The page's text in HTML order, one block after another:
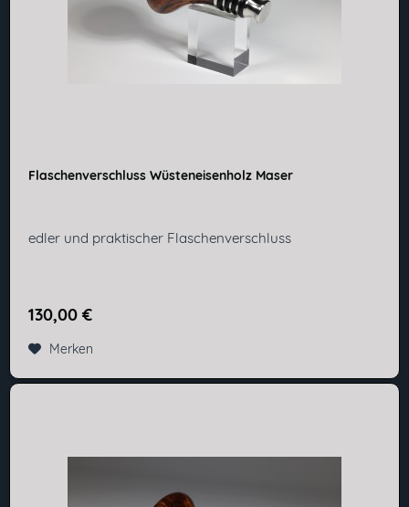
Flaschenverschluss Wüsteneisenholz Maser
edler und praktischer Flaschenverschluss
130,00 €
Merken